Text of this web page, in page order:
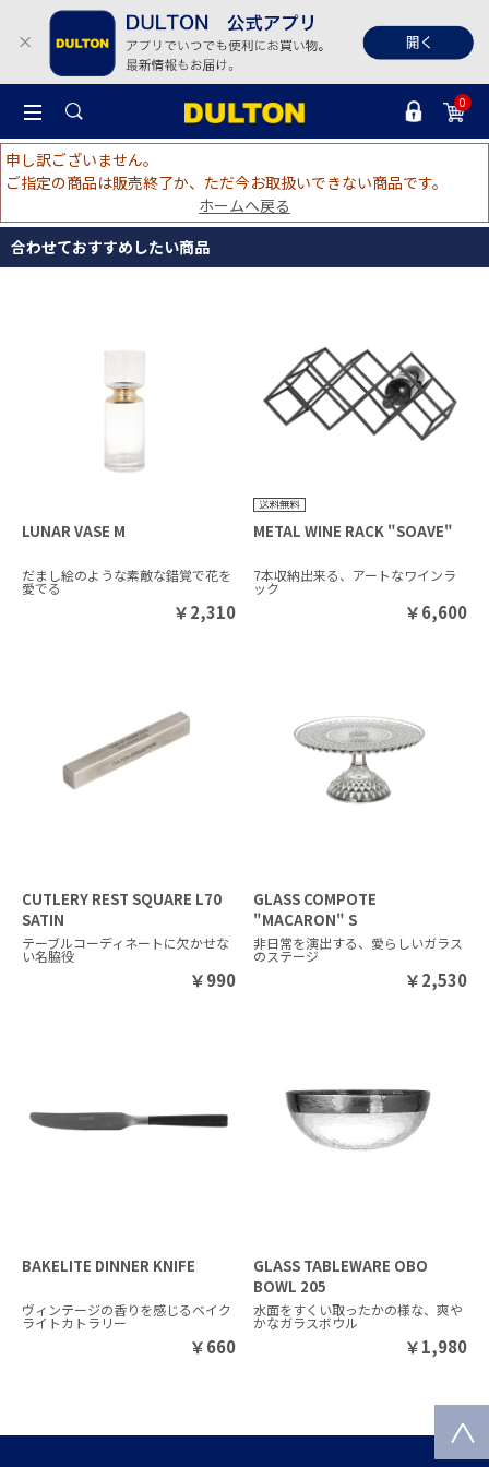
0
申し訳ございません。
ご指定の商品は販売終了か、ただ今お取扱いできない商品です。
ホームへ戻る
合わせておすすめしたい商品
LUNAR VASE M
だまし絵のような素敵な錯覚で花を
愛でる
￥2,310
METAL WINE RACK "SOAVE"
7本収納出来る、アートなワインラ
ック
￥6,600
CUTLERY REST SQUARE L70
SATIN
テーブルコーディネートに欠かせな
い名脇役
￥990
GLASS COMPOTE
"MACARON" S
非日常を演出する、愛らしいガラス
のステージ
￥2,530
BAKELITE DINNER KNIFE
ヴィンテージの香りを感じるベイク
ライトカトラリー
￥660
GLASS TABLEWARE OBO
BOWL 205
水面をすくい取ったかの様な、爽や
かなガラスボウル
￥1,980